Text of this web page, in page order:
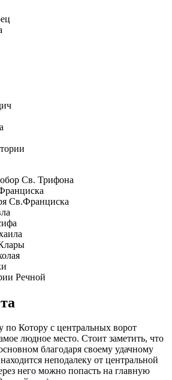
Св. Трифона
Св.Франциска
Речной
по Котору с центральных ворот
людное место. Стоит заметить, что
благодаря своему удачному
неподалеку от центральной
него можно попасть на главную